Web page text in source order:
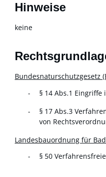
Hinweise
keine
Bundesnaturschutzgesetz
§ 14 Abs.1
§ 17 Abs.3
von
Landesbauordnung für
§ 50